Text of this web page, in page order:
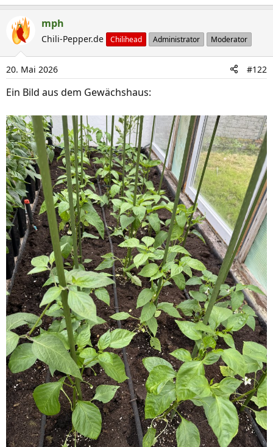
e
a
k
i
o
n
n
:
mph
Chili-Pepper.de Chilihead Administrator Moderator
20. Mai 2026 #122
Ein Bild aus dem Gewächshaus: